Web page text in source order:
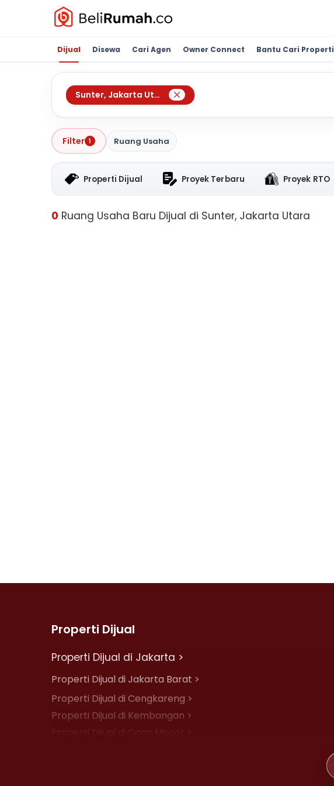
Dijual Disewa Cari Agen Owner Connect Bantu Cari Properti
Sunter, Jakarta Utara
Filter 1 Ruang Usaha
Properti Dijual Proyek Terbaru Proyek RTO
0 Ruang Usaha Baru Dijual di Sunter, Jakarta Utara
Properti Dijual
Properti Dijual di Jakarta >
Properti Dijual di Jakarta Barat >
Properti Dijual di Cengkareng >
Properti Dijual di Kembangan >
Properti Dijual di Daan Mogot >